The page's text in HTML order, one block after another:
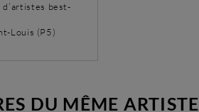
best-
Louis (P5)
DU MÊME ARTISTE